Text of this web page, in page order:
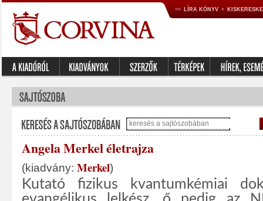
LÍRA KÖNYV
Angela Merkel életrajza
(kiadvány: Merkel)
Kutató fizikus kvantumkémiai